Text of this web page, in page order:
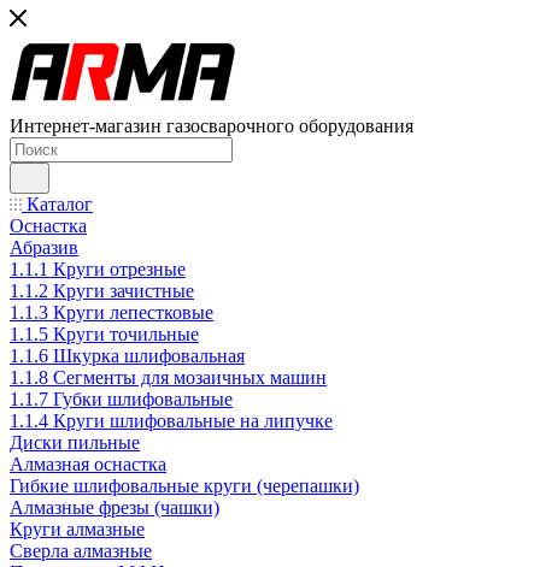
Интернет-магазин газосварочного оборудования
Каталог
Оснастка
Абразив
1.1.1 Круги отрезные
1.1.2 Круги зачистные
1.1.3 Круги лепестковые
1.1.5 Круги точильные
1.1.6 Шкурка шлифовальная
1.1.8 Сегменты для мозаичных машин
1.1.7 Губки шлифовальные
1.1.4 Круги шлифовальные на липучке
Диски пильные
Алмазная оснастка
Гибкие шлифовальные круги (черепашки)
Алмазные фрезы (чашки)
Круги алмазные
Сверла алмазные